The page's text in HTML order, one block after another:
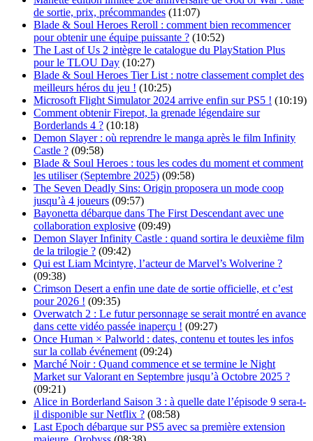
de sortie, prix, précommandes (11:07)
Blade & Soul Heroes Reroll : comment bien recommencer
pour obtenir une équipe puissante ? (10:52)
The Last of Us 2 intègre le catalogue du PlayStation Plus
pour le TLOU Day (10:27)
Blade & Soul Heroes Tier List : notre classement complet des
meilleurs héros du jeu ! (10:25)
Microsoft Flight Simulator 2024 arrive enfin sur PS5 ! (10:19)
Comment obtenir Firepot, la grenade légendaire sur
Borderlands 4 ? (10:18)
Demon Slayer : où reprendre le manga après le film Infinity
Castle ? (09:58)
Blade & Soul Heroes : tous les codes du moment et comment
les utiliser (Septembre 2025) (09:58)
The Seven Deadly Sins: Origin proposera un mode coop
jusqu’à 4 joueurs (09:57)
Bayonetta débarque dans The First Descendant avec une
collaboration explosive (09:49)
Demon Slayer Infinity Castle : quand sortira le deuxième film
de la trilogie ? (09:42)
Qui est Liam Mcintyre, l’acteur de Marvel’s Wolverine ?
(09:38)
Crimson Desert a enfin une date de sortie officielle, et c’est
pour 2026 ! (09:35)
Overwatch 2 : Le futur personnage se serait montré en avance
dans cette vidéo passée inaperçu ! (09:27)
Once Human × Palworld : dates, contenu et toutes les infos
sur la collab événement (09:24)
Marché Noir : Quand commence et se termine le Night
Market sur Valorant en Septembre jusqu’à Octobre 2025 ?
(09:21)
Alice in Borderland Saison 3 : à quelle date l’épisode 9 sera-t-
il disponible sur Netflix ? (08:58)
Last Epoch débarque sur PS5 avec sa première extension